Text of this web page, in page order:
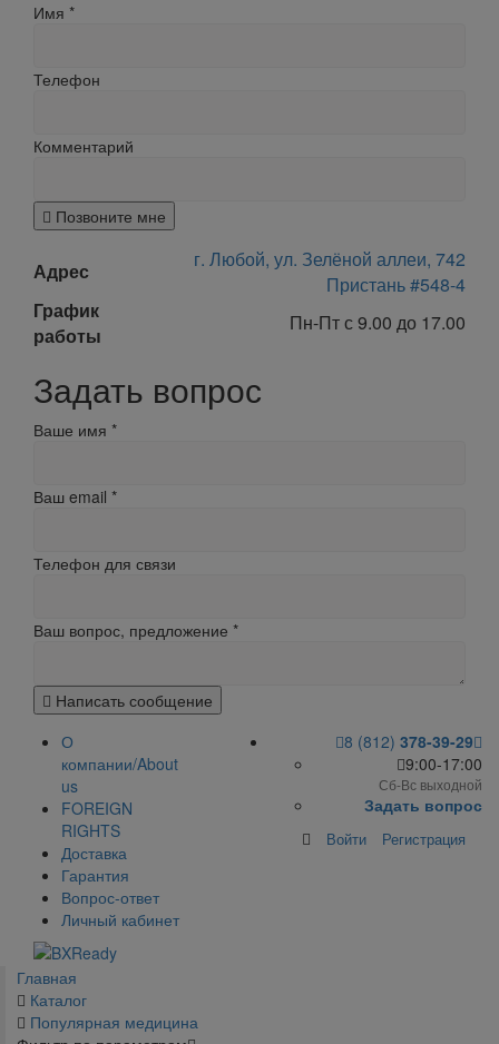
Имя *
Телефон
Комментарий
Позвоните мне
Адрес
г. Любой, ул. Зелёной аллеи, 742
Пристань #548-4
График
работы
Пн-Пт с 9.00 до 17.00
Задать вопрос
Ваше имя *
Ваш email *
Телефон для связи
Ваш вопрос, предложение *
Написать сообщение
О
компании/About
us
FOREIGN
RIGHTS
Доставка
Гарантия
Вопрос-ответ
Личный кабинет
8 (812) 378-39-29
9:00-17:00
Сб-Вс выходной
Задать вопрос
Войти Регистрация
Главная
Каталог
Популярная медицина